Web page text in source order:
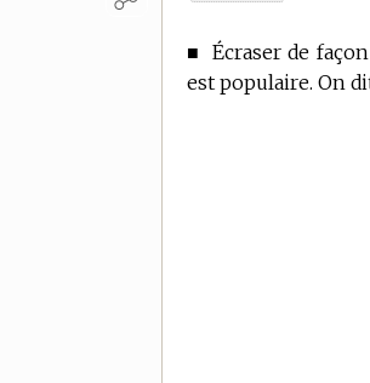
■Écraser de
est populaire. On